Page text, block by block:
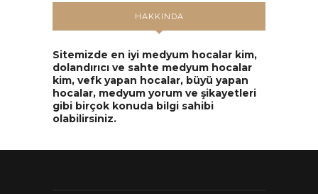
HAKKINDA
Sitemizde en iyi medyum hocalar kim,
dolandırıcı ve sahte medyum hocalar
kim, vefk yapan hocalar, büyü yapan
hocalar, medyum yorum ve şikayetleri
gibi birçok konuda bilgi sahibi
olabilirsiniz.